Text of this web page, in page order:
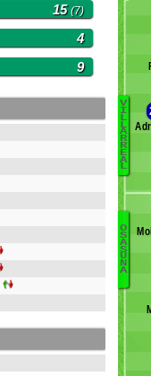
15(7)
4
9
V
I
L
L
A
R
R
E
A
L
O
S
A
S
U
N
A